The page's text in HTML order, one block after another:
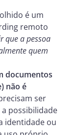
é um
remoto
que a pessoa
quem
documentos
não é
ser
possibilidade
identidade ou